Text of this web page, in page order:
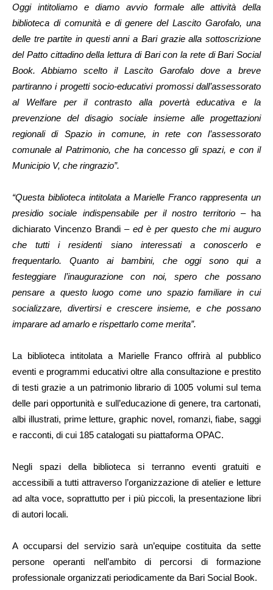
Oggi intitoliamo e diamo avvio formale alle attività della
biblioteca di comunità e di genere del Lascito Garofalo, una
delle tre partite in questi anni a Bari grazie alla sottoscrizione
del Patto cittadino della lettura di Bari con la rete di Bari Social
Book. Abbiamo scelto il Lascito Garofalo dove a breve
partiranno i progetti socio-educativi promossi dall’assessorato
al Welfare per il contrasto alla povertà educativa e la
prevenzione del disagio sociale insieme alle progettazioni
regionali di Spazio in comune, in rete con l’assessorato
comunale al Patrimonio, che ha concesso gli spazi, e con il
Municipio V, che ringrazio”.
“Questa biblioteca intitolata a Marielle Franco rappresenta un
presidio sociale indispensabile per il nostro territorio– ha
dichiarato Vincenzo Brandi – ed è per questo che mi auguro
che tutti i residenti siano interessati a conoscerlo e
frequentarlo. Quanto ai bambini, che oggi sono qui a
festeggiare l’inaugurazione con noi, spero che possano
pensare a questo luogo come uno spazio familiare in cui
socializzare, divertirsi e crescere insieme, e che possano
imparare ad amarlo e rispettarlo come merita”.
La biblioteca intitolata a Marielle Franco offrirà al pubblico
eventi e programmi educativi oltre alla consultazione e prestito
di testi grazie a un patrimonio librario di 1005 volumi sul tema
delle pari opportunità e sull’educazione di genere, tra cartonati,
albi illustrati, prime letture, graphic novel, romanzi, fiabe, saggi
e racconti, di cui 185 catalogati su piattaforma OPAC.
Negli spazi della biblioteca si terranno eventi gratuiti e
accessibili a tutti attraverso l’organizzazione di atelier e letture
ad alta voce, soprattutto per i più piccoli, la presentazione libri
di autori locali.
A occuparsi del servizio sarà un’equipe costituita da sette
persone operanti nell’ambito di percorsi di formazione
professionale organizzati periodicamente da Bari Social Book.